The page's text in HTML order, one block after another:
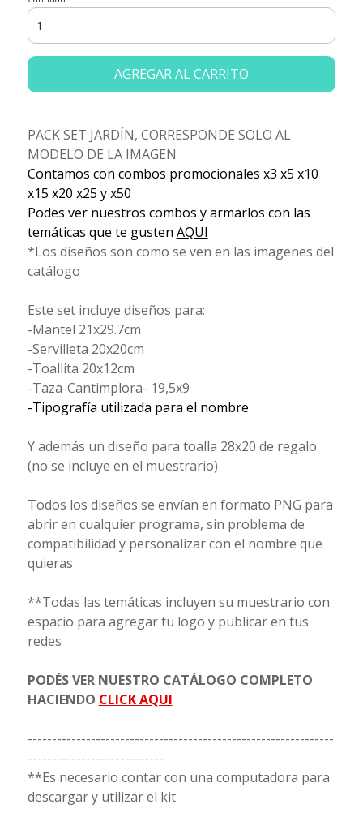
AGREGAR AL CARRITO
PACK SET JARDÍN, CORRESPONDE SOLO AL
MODELO DE LA IMAGEN
Contamos con combos promocionales x3 x5 x10
x15 x20 x25 y x50
Podes ver nuestros combos y armarlos con las
temáticas que te gusten AQUI
*Los diseños son como se ven en las imagenes del
catálogo
Este set incluye diseños para:
-Mantel 21x29.7cm
-Servilleta 20x20cm
-Toallita 20x12cm
-Taza-Cantimplora- 19,5x9
-Tipografía utilizada para el nombre
Y además un diseño para toalla 28x20 de regalo
(no se incluye en el muestrario)
Todos los diseños se envían en formato PNG para
abrir en cualquier programa, sin problema de
compatibilidad y personalizar con el nombre que
quieras
**Todas las temáticas incluyen su muestrario con
espacio para agregar tu logo y publicar en tus
redes
PODÉS VER NUESTRO CATÁLOGO COMPLETO
HACIENDO CLICK AQUI
---------------------------------------------------------------
----------------------------
**Es necesario contar con una computadora para
descargar y utilizar el kit